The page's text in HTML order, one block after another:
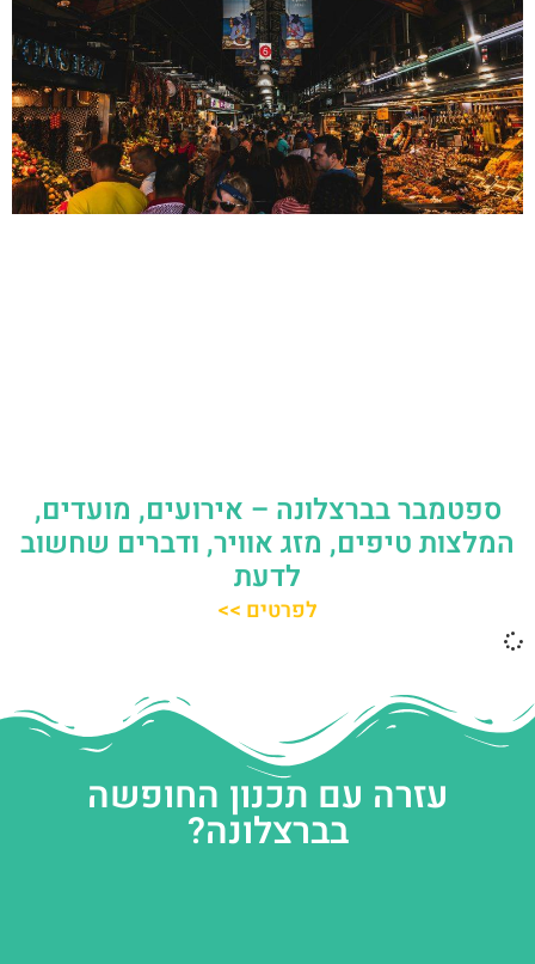
ספטמבר בברצלונה – אירועים, מועדים,
המלצות טיפים, מזג אוויר, ודברים שחשוב
לדעת
לפרטים >>
עזרה עם תכנון החופשה
בברצלונה?